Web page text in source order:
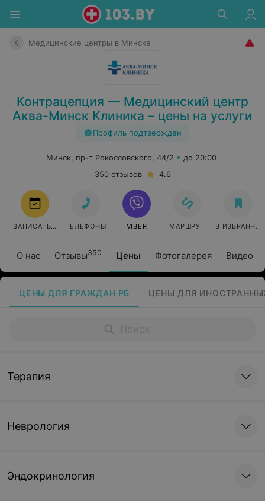
Медицинские центры в Минске
Контрацепция — Медицинский центр
Аква-Минск Клиника – цены на услуги
Профиль подтвержден
О нас Отзывы350 Цены Фотогалерея Видео
Минск, пр-т Рокоссовского, 44/2
до 20:00
350 отзывов
4.6
ЗАПИСАТЬСЯ ТЕЛЕФОНЫ VIBER МАРШРУТ В ИЗБРАННОЕ
ЦЕНЫ ДЛЯ ГРАЖДАН РБ ЦЕНЫ ДЛЯ
Терапия
Неврология
Эндокринология